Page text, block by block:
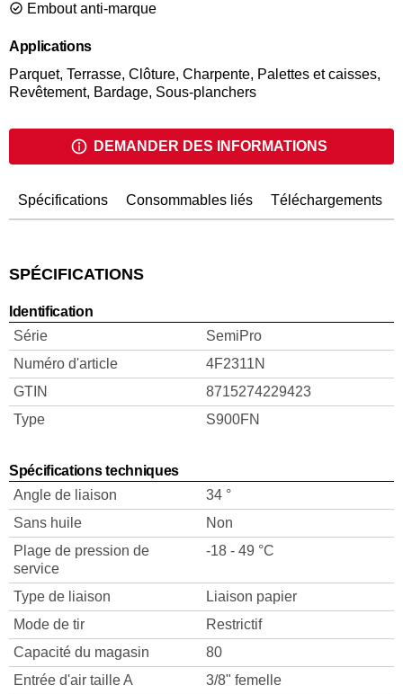
reconnaissable avec son bouchon rouge et son corps noir.
Embout anti-marque
Applications
Parquet, Terrasse, Clôture, Charpente, Palettes et caisses,
Revêtement, Bardage, Sous-planchers
DEMANDER DES INFORMATIONS
Spécifications Consommables liés Téléchargements
SPÉCIFICATIONS
Identification
Série
SemiPro
Numéro d'article
4F2311N
GTIN
8715274229423
Type
S900FN
Spécifications techniques
Angle de liaison
34 °
Sans huile
Non
Plage de pression de
service
-18 - 49 °C
Type de liaison
Liaison papier
Mode de tir
Restrictif
Capacité du magasin
80
Entrée d'air taille A
3/8" femelle